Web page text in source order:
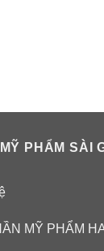
PHẨM SÀI
MỸ PHẨM